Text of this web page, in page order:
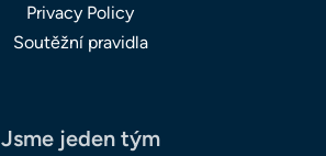
Privacy Policy
Soutěžní pravidla
Jsme jeden tým